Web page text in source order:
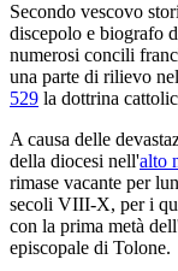
Secondo vescovo
discepolo e biografo
numerosi concili
una parte di rilievo
529 la dottrina
A causa delle
della diocesi nell'alto
rimase vacante per
secoli VIII-X, per i
con la prima metà
episcopale di Tolone.